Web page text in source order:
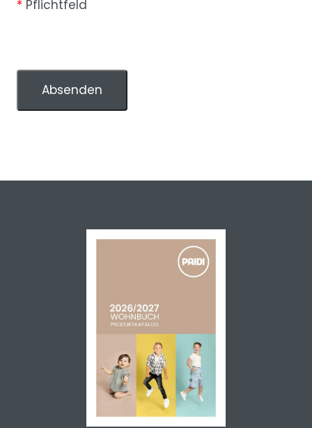
* Pflichtfeld
Absenden